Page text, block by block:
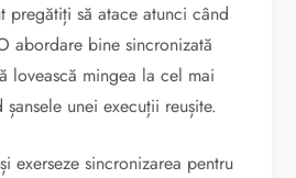
pregătiți să atace atunci când
abordare bine sincronizată
lovească mingea la cel mai
unei execuții reușite.
exerseze sincronizarea pentru